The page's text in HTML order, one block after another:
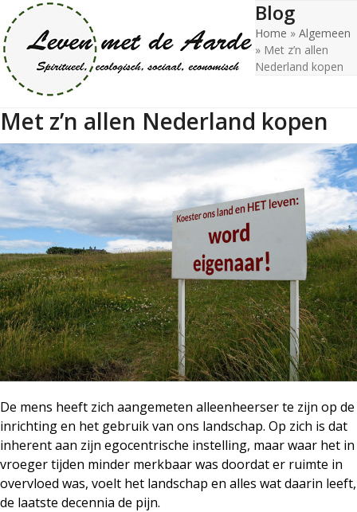
Skip
to
content
Open
mobile
menu
Close
mobile
menu
Blog
Home » Algemeen
» Met z’n allen
Nederland kopen
Met z’n allen Nederland kopen
De mens heeft zich aangemeten alleenheerser te zijn op de
inrichting en het gebruik van ons landschap. Op zich is dat
inherent aan zijn egocentrische instelling, maar waar het in
vroeger tijden minder merkbaar was doordat er ruimte in
overvloed was, voelt het landschap en alles wat daarin leeft,
de laatste decennia de pijn.